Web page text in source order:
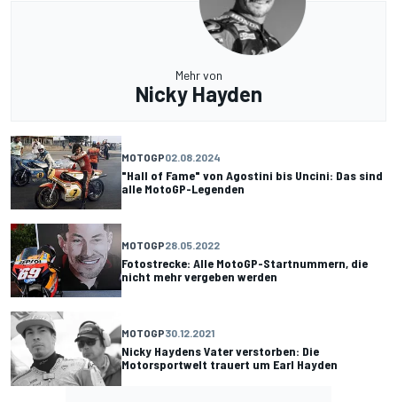
Mehr von
Nicky Hayden
MOTOGP02.08.2024
"Hall of Fame" von Agostini bis Uncini: Das sind
alle MotoGP-Legenden
MOTOGP28.05.2022
Fotostrecke: Alle MotoGP-Startnummern, die
nicht mehr vergeben werden
MOTOGP30.12.2021
Nicky Haydens Vater verstorben: Die
Motorsportwelt trauert um Earl Hayden